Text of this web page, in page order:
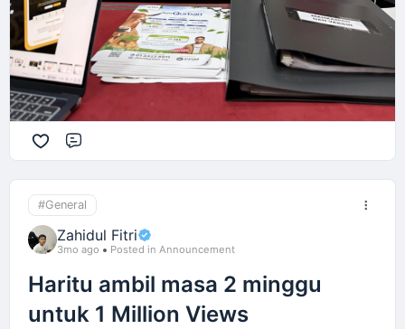
.
Semoga usaha ini menjadi langkah awal kepada
lebih banyak kolaborasi dan manfaat buat
masyarakat ❤️
#General
Zahidul Fitri
3mo ago Posted in Announcement
Haritu ambil masa 2 minggu
untuk 1 Million Views